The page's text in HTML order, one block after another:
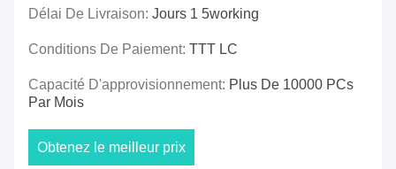
Délai De Livraison: Jours 1 5working
Conditions De Paiement: TTT LC
Capacité D'approvisionnement: Plus De 10000 PCs
Par Mois
Obtenez le meilleur prix